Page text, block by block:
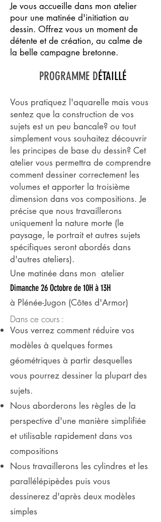
Je vous accueille dans mon atelier
pour une matinée d'initiation au
dessin. Offrez vous un moment de
détente et de création, au calme de
la belle campagne bretonne.
PROGRAMME DÉTAILLÉ
Vous pratiquez l'aquarelle mais vous
sentez que la construction de vos
sujets est un peu bancale? ou tout
simplement vous souhaitez découvrir
les principes de base du dessin? Cet
atelier vous permettra de comprendre
comment dessiner correctement les
volumes et apporter la troisième
dimension dans vos compositions. Je
précise que nous travaillerons
uniquement la nature morte (le
paysage, le portrait et autres sujets
spécifiques seront abordés dans
d'autres ateliers).
Une matinée dans mon atelier
Dimanche 26 Octobrede 10H à 13H
à Plénée-Jugon (Côtes d'Armor)
Dans ce cours :
Vous verrez comment réduire vos
modèles à quelques formes
géométriques à partir desquelles
vous pourrez dessiner la plupart des
sujets.
Nous aborderons les règles de la
perspective d'une manière simplifiée
et utilisable rapidement dans vos
compositions
Nous travaillerons les cylindres et les
parallélépipèdes puis vous
dessinerez d'après deux modèles
simples